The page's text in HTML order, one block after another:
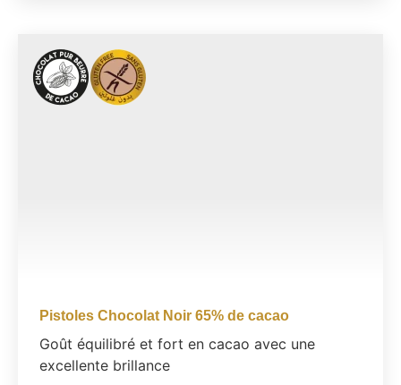
Pistoles Chocolat Noir 65% de cacao
Goût équilibré et fort en cacao avec une
excellente brillance